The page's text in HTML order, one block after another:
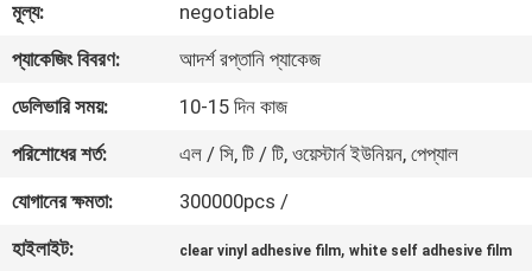
মান
নিয়ন্ত্রণ
করুন
মূল্য:
negotiable
প্যাকেজিং বিবরণ:
আদর্শ রপ্তানি প্যাকেজ
ডেলিভারি সময়:
10-15 দিন কাজ
পরিশোধের শর্ত:
এল / সি, টি / টি, ওয়েস্টার্ন ইউনিয়ন, পেপ্যাল
যোগানের ক্ষমতা:
300000pcs /
হাইলাইট:
clear vinyl adhesive film,white self adhesive film